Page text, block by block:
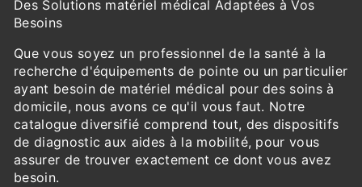
Des Solutions matériel médical Adaptées à Vos
Besoins
Que vous soyez un professionnel de la santé à la
recherche d'équipements de pointe ou un particulier
ayant besoin de matériel médical pour des soins à
domicile, nous avons ce qu'il vous faut. Notre
catalogue diversifié comprend tout, des dispositifs
de diagnostic aux aides à la mobilité, pour vous
assurer de trouver exactement ce dont vous avez
besoin.